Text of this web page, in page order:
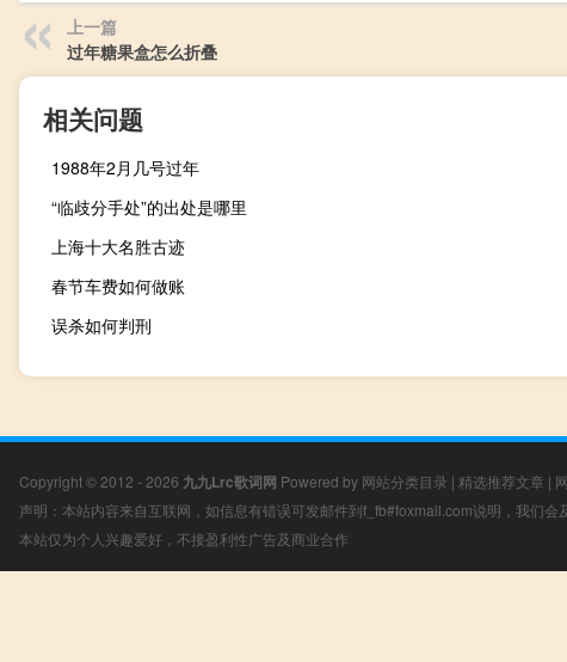
上一篇
过年糖果盒怎么折叠
相关问题
1988年2月几号过年
“临歧分手处”的出处是哪里
上海十大名胜古迹
春节车费如何做账
误杀如何判刑
Copyright © 2012 - 2026 九九Lrc歌词网 Powered by 网站分类目录 | 精选推荐文章 |
声明：本站内容来自互联网，如信息有错误可发邮件到f_fb#foxmail.com说明，我们会
本站仅为个人兴趣爱好，不接盈利性广告及商业合作